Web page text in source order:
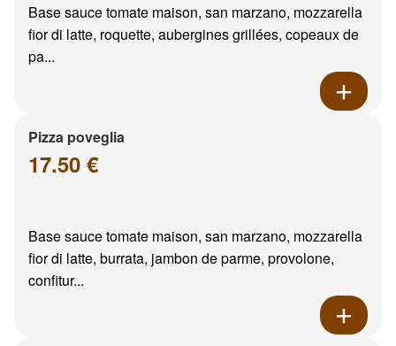
Base sauce tomate maison, san marzano, mozzarella
fior di latte, roquette, aubergines grillées, copeaux de
pa...
Pizza poveglia
17.50 €
Base sauce tomate maison, san marzano, mozzarella
fior di latte, burrata, jambon de parme, provolone,
confitur...